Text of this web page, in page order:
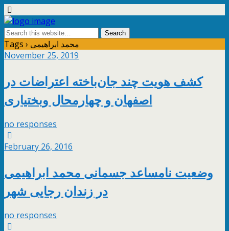
Tags › محمد ابراهیمی
November 25, 2019
کشف هویت چند جان‌باخته اعتراضات در
اصفهان و چهارمحال وبختیاری
no responses
February 26, 2016
وضعیت نامساعد جسمانی محمد ابراهیمی
در زندان رجایی شهر
no responses